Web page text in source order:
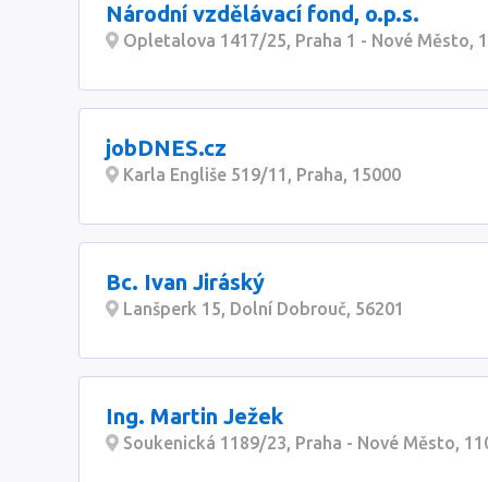
Národní vzdělávací fond, o.p.s.
Opletalova 1417/25, Praha 1 - Nové Město,
jobDNES.cz
Karla Engliše 519/11, Praha, 15000
Bc. Ivan Jiráský
Lanšperk 15, Dolní Dobrouč, 56201
Ing. Martin Ježek
Soukenická 1189/23, Praha - Nové Město,